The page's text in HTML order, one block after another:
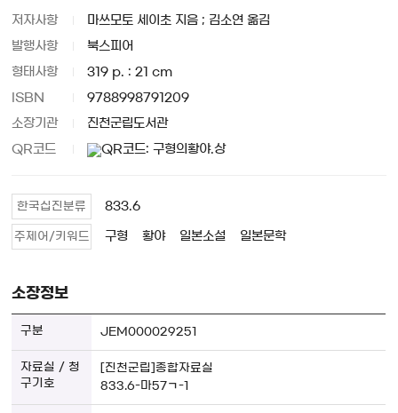
저자사항 마쓰모토 세이초 지음 ; 김소연 옮김
발행사항 북스피어
형태사항 319 p. : 21 cm
ISBN 9788998791209
소장기관 진천군립도서관
QR코드
한국십진분류 833.6
주제어/키워드 구형 황야 일본소설 일본문학
소장정보
JEM000029251
[진천군립]종합자료실
833.6-마57ㄱ-1